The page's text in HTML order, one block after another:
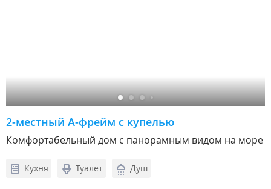
2-местный А-фрейм с купелью
Комфортабельный дом с панорамным видом на море
Кухня Туалет Душ